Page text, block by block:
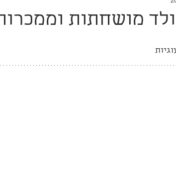
מושחתות